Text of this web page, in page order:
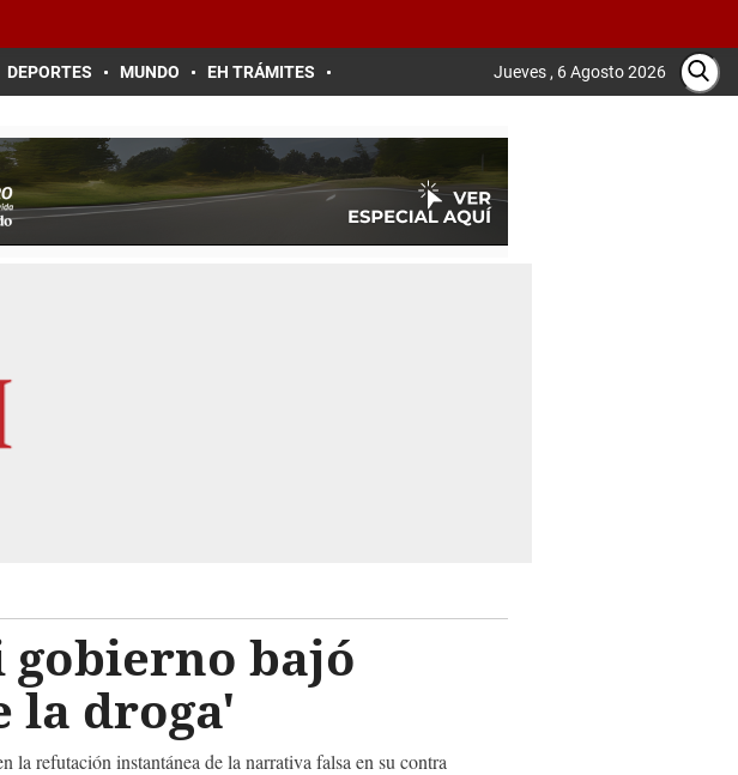
DEPORTES MUNDO EH TRÁMITES Jueves , 6 Agosto 2026
gobierno bajó
la droga'
refutación instantánea de la narrativa falsa en su contra